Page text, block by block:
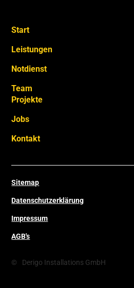
Start
Leistungen
Notdienst
Team
Projekte
Jobs
Kontakt
Sitemap
Datenschutzerklärung
Impressum
AGB's
© Derigo Installations GmbH